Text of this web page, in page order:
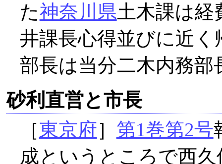
た神奈川県土木課は経
井課長心得並びに近
部長は当分二木内務
砂利直営と市長
［東京府］ 第1巻第2号
成というところで西